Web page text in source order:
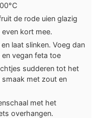
de rode uien glazig
kort mee.
laat slinken. Voeg dan
vegan feta toe
sudderen tot het
met zout en
met het
overhangen.